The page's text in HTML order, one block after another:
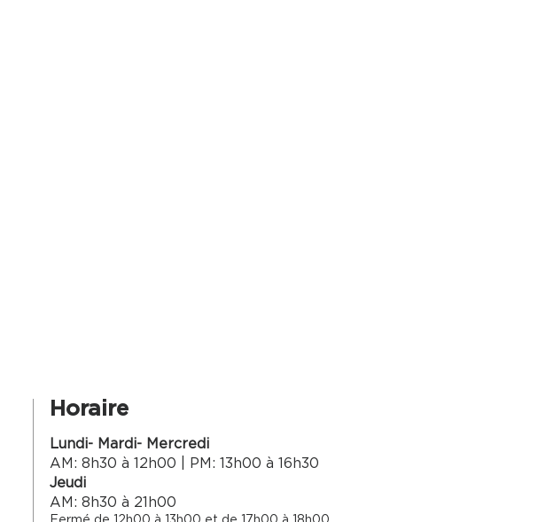
Horaire
Lundi- Mardi- Mercredi
AM: 8h30 à 12h00 | PM: 13h00 à 16h30​
Jeudi
AM: 8h30 à 21h00